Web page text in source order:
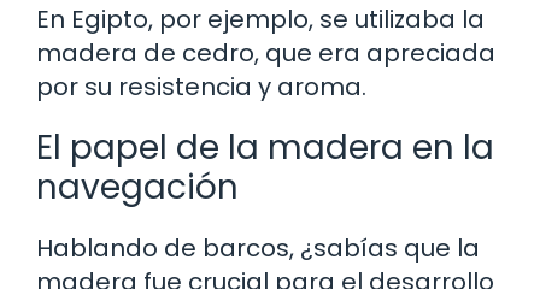
En Egipto, por ejemplo, se utilizaba la
madera de cedro, que era apreciada
por su resistencia y aroma.
El papel de la madera en la
navegación
Hablando de barcos, ¿sabías que la
madera fue crucial para el desarrollo